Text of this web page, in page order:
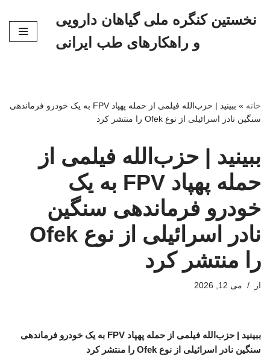
نخستین کنگره ملی گیاهان دارویی
و راهکارهای طب ایرانی
خانه »
ببینید | حزب‌الله فیلمی از حمله پهپاد FPV به یک خودرو فرماندهی
سنگین نادر اسرائیلی از نوع Ofek را منتشر کرد
ببینید | حزب‌الله فیلمی از
حمله پهپاد FPV به یک
خودرو فرماندهی سنگین
نادر اسرائیلی از نوع Ofek
را منتشر کرد
از می 12, 2026
ببینید | حزب‌الله فیلمی از حمله پهپاد FPV به یک خودرو فرماندهی
سنگین نادر اسرائیلی از نوع Ofek را منتشر کرد